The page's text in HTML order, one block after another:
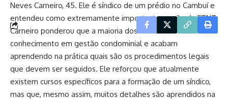
Neves Carneiro, 45. Ele é síndico de um prédio no Cambuí e
entendeu como extremamente importante a ação da FTNT.
Carneiro ponderou que a maioria dos síndicos não têm
conhecimento em gestão condominial e acabam
aprendendo na prática quais são os procedimentos legais
que devem ser seguidos. Ele reforçou que atualmente
existem cursos específicos para a formação de um síndico,
mas que, mesmo assim, muitos detalhes são aprendidos na